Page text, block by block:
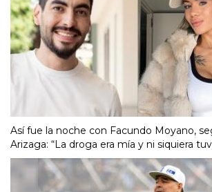
Así fue la noche con Facundo Moyano,
Arizaga: “La droga era mía y ni siquiera